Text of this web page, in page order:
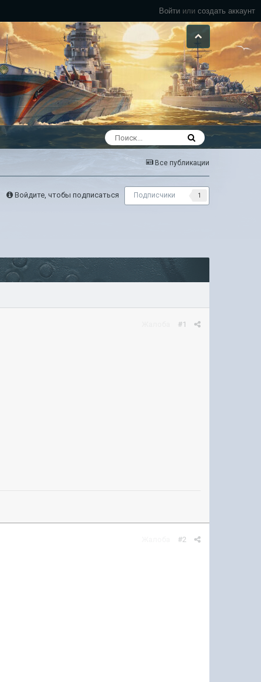
Войти или создать аккаунт
Все публикации
Войдите, чтобы подписаться Подписчики 1
#1
#2